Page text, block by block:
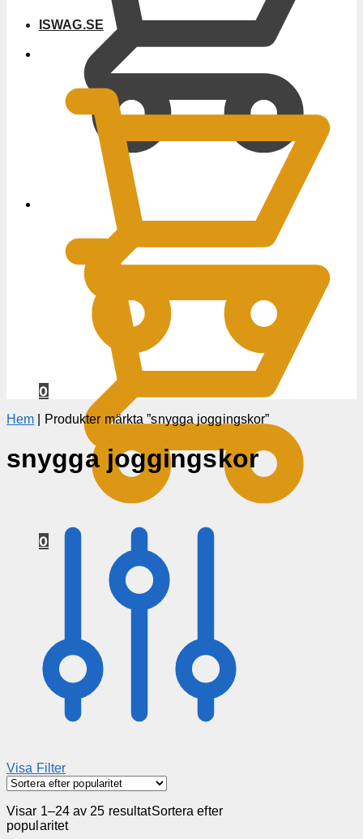
0
ISWAG.SE
0
Hem Produkter märkta ”snygga joggingskor”
snygga joggingskor
Visa Filter
Visar 1–24 av 25 resultatSortera efter
popularitet